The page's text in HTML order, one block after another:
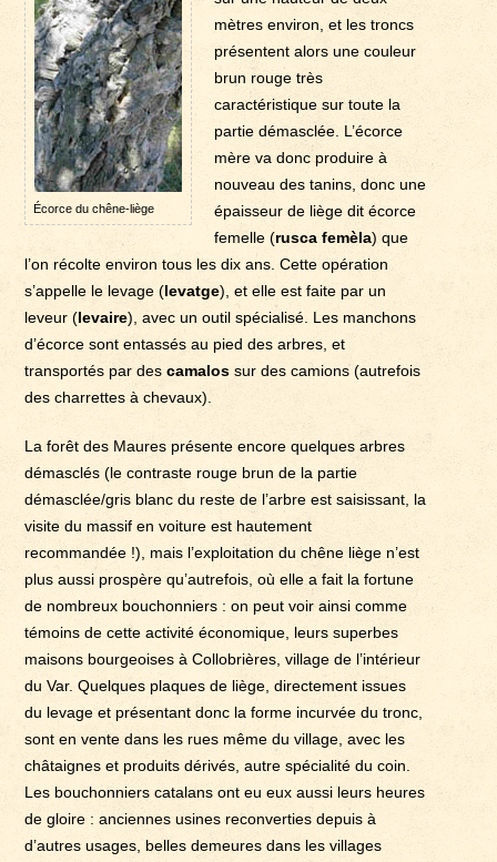
Écorce du chêne-liège
mètres environ, et les troncs
présentent alors une couleur
brun rouge très
caractéristique sur toute la
partie démasclée. L’écorce
mère va donc produire à
nouveau des tanins, donc une
épaisseur de liège dit écorce
femelle (rusca femèla) que
l’on récolte environ tous les dix ans. Cette opération
s’appelle le levage (levatge), et elle est faite par un
leveur (levaire), avec un outil spécialisé. Les manchons
d’écorce sont entassés au pied des arbres, et
transportés par descamalossur des camions (autrefois
des charrettes à chevaux).
La forêt des Maures présente encore quelques arbres
démasclés (le contraste rouge brun de la partie
démasclée/gris blanc du reste de l’arbre est saisissant, la
visite du massif en voiture est hautement
recommandée !), mais l’exploitation du chêne liège n’est
plus aussi prospère qu’autrefois, où elle a fait la fortune
de nombreux bouchonniers : on peut voir ainsi comme
témoins de cette activité économique, leurs superbes
maisons bourgeoises à Collobrières, village de l’intérieur
du Var. Quelques plaques de liège, directement issues
du levage et présentant donc la forme incurvée du tronc,
sont en vente dans les rues même du village, avec les
châtaignes et produits dérivés, autre spécialité du coin.
Les bouchonniers catalans ont eu eux aussi leurs heures
de gloire : anciennes usines reconverties depuis à
d’autres usages, belles demeures dans les villages